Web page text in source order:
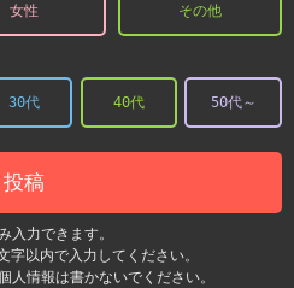
女性 その他
30代 40代 50代～
投稿
入力できます。
以内で入力してください。
情報は書かないでください。